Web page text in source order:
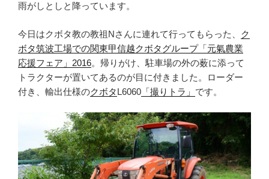
雨がしとしと降っています。
今日はクボタ教の教祖Nさんに連れて行ってもらった、
ク
ボタ筑波工場での関東甲信越クボタグループ「元氣農業
応援フェア」2016。帰りがけ、駐車場の外の薮に添って
トラクターが置いてあるのが目に付きました。ローダー
付き、輸出仕様のクボタL6060 「撮りトラ」 です。